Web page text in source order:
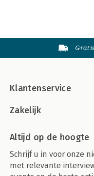
Klantenservice
Zakelijk
Altijd op de hoogte
Schrijf u in voor onze
met relevante